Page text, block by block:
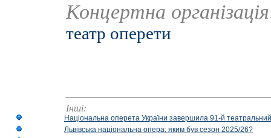
Концертна
театр оперети
Інші:
Національна оперета України завершила 91-й
Львівська національна опера: яким був сезон 2025/26?